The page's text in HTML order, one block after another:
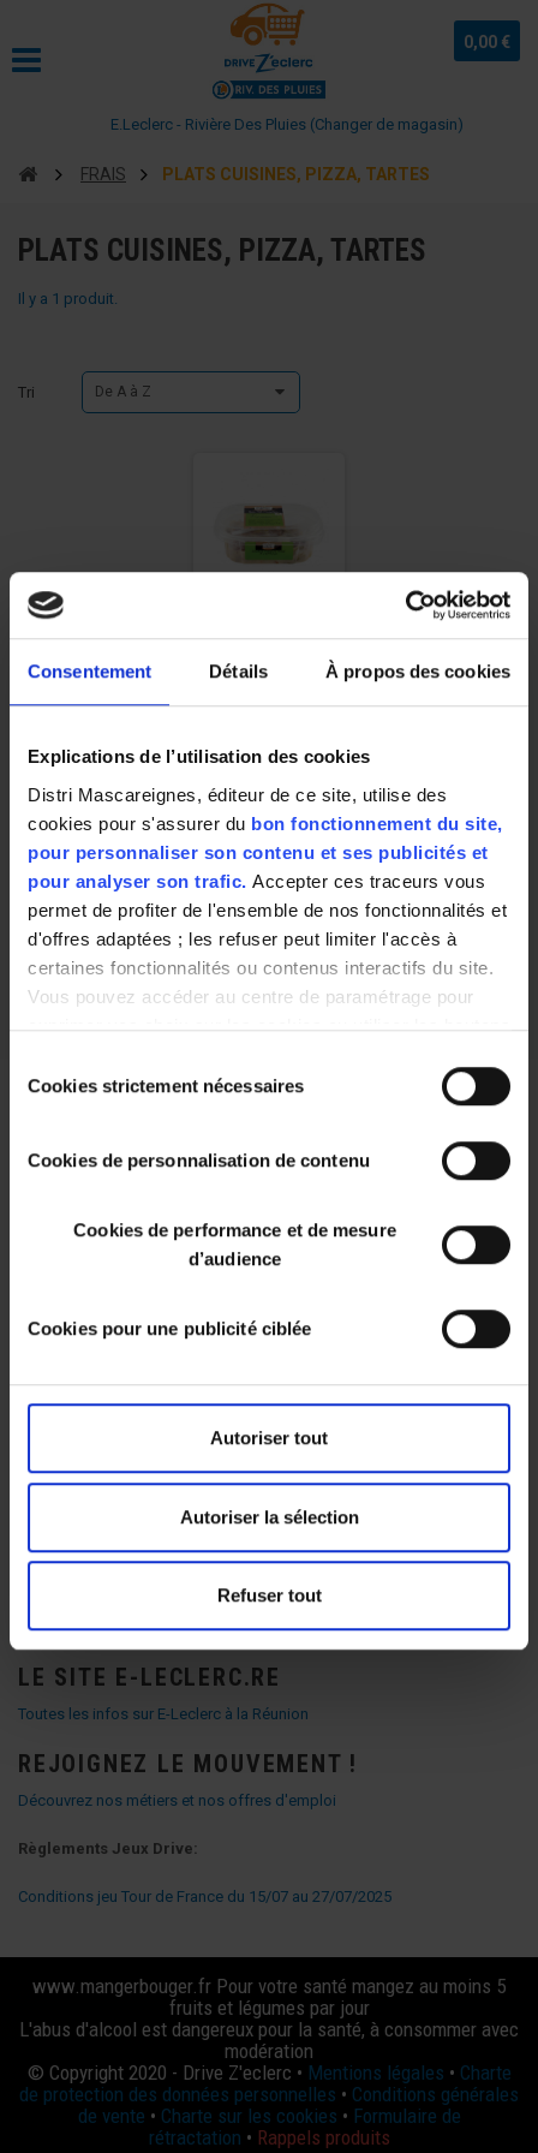
Consentement Détails À propos des cookies
Explications de l’utilisation des cookies
Distri Mascareignes, éditeur de ce site, utilise des
cookies pour s'assurer du bon fonctionnement du site,
pour personnaliser son contenu et ses publicités et
pour analyser son trafic. Accepter ces traceurs vous
permet de profiter de l'ensemble de nos fonctionnalités et
d'offres adaptées ; les refuser peut limiter l'accès à
certaines fonctionnalités ou contenus interactifs du site.
Vous pouvez accéder au centre de paramétrage pour
exprimer vos choix sur les cookies ou utiliser les boutons
valable uniquement sur ce site pour une durée de 6 mois.
Vous pouvez changer d'avis à tout moment en cliquant
sur le bouton "paramétrer les cookies" en bas de chaque
page de notre site.
duCookies strictement nécessaires
Cookies de personnalisation de contenu
Cookies de performance et de mesure
d’audience
Cookies pour une publicité ciblée
Autoriser tout
Autoriser la sélection
Refuser tout
0,00 €
E.Leclerc - Rivière Des Pluies (Changer de magasin)
FRAIS PLATS CUISINES, PIZZA, TARTES
PLATS CUISINES, PIZZA, TARTES
Il y a 1 produit.
Tri De A à Z
SALAISON DE
4,68 €
13.37 € / Kg
NOUS TROUVER
97438 Ste Marie
NOUS CONTACTER
Formulaire de contact
LE SITE E-LECLERC.RE
Toutes les infos sur E-Leclerc à la Réunion
REJOIGNEZ LE MOUVEMENT !
Découvrez nos métiers et nos offres d'emploi
Règlements Jeux Drive:
Conditions jeu Tour de France du 15/07 au 27/07/2025
www.mangerbouger.fr Pour votre santé mangez au moins 5
fruits et légumes par jour
L'abus d'alcool est dangereux pour la santé, à consommer avec
modération
© Copyright 2020 - Drive Z'eclerc • Mentions légales • Charte
de protection des données personnelles • Conditions générales
de vente • Charte sur les cookies • Formulaire de
rétractation • Rappels produits